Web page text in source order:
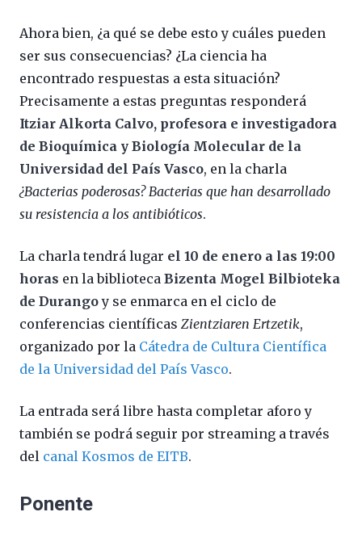
Ahora bien, ¿a qué se debe esto y cuáles pueden
ser sus consecuencias? ¿La ciencia ha
encontrado respuestas a esta situación?
Precisamente a estas preguntas responderá
Itziar Alkorta Calvo, profesora e investigadora
de Bioquímica y Biología Molecular de la
Universidad del País Vasco, en la charla
¿Bacterias poderosas? Bacterias que han desarrollado
su resistencia a los antibióticos.
La charla tendrá lugar el 10 de enero a las 19:00
horas en la biblioteca Bizenta Mogel Bilbioteka
de Durangoy se enmarca en el ciclo de
conferencias científicas Zientziaren Ertzetik,
organizado por la Cátedra de Cultura Científica
de la Universidad del País Vasco.
La entrada será libre hasta completar aforo y
también se podrá seguir por streaming a través
del canal Kosmos de EITB.
Ponente